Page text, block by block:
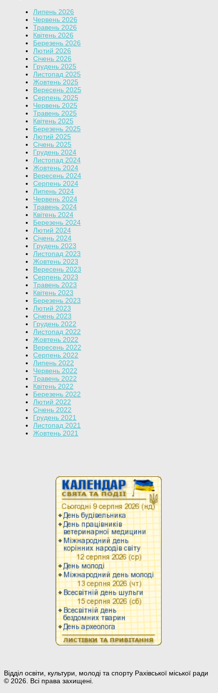
Липень 2026
Червень 2026
Травень 2026
Квітень 2026
Березень 2026
Лютий 2026
Січень 2026
Грудень 2025
Листопад 2025
Жовтень 2025
Вересень 2025
Серпень 2025
Червень 2025
Травень 2025
Квітень 2025
Березень 2025
Лютий 2025
Січень 2025
Грудень 2024
Листопад 2024
Жовтень 2024
Вересень 2024
Серпень 2024
Липень 2024
Червень 2024
Травень 2024
Квітень 2024
Березень 2024
Лютий 2024
Січень 2024
Грудень 2023
Листопад 2023
Жовтень 2023
Вересень 2023
Серпень 2023
Травень 2023
Квітень 2023
Березень 2023
Лютий 2023
Січень 2023
Грудень 2022
Листопад 2022
Жовтень 2022
Вересень 2022
Серпень 2022
Липень 2022
Червень 2022
Травень 2022
Квітень 2022
Березень 2022
Лютий 2022
Січень 2022
Грудень 2021
Листопад 2021
Жовтень 2021
Відділ освіти, культури, молоді та спорту Рахівської міської ради
© 2026. Всі права захищені.